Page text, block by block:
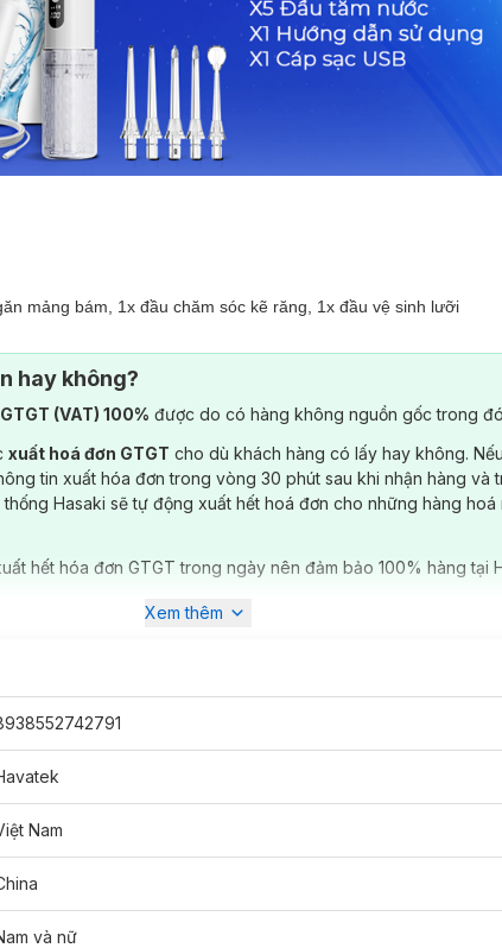
mảng bám, 1x đầu chăm sóc kẽ răng, 1x đầu vệ sinh lưỡi
nhạy cảm.
vừa phải, đáp ứng nhu cầu của đa số người dùng.
bỏ mảng bám cứng đầu và thức ăn thừa ở những kẽ răng khó
nhau - cá nhân hóa trải nghiệm theo nhu cầu.
hay không?
(VAT) 100% được do có hàng không nguồn gốc trong
xuất hoá đơn GTGT cho dù khách hàng có lấy hay không.
tin xuất hóa đơn trong vòng 30 phút sau khi nhận hàng và
Hasaki sẽ tự động xuất hết hoá đơn cho những hàng
hết hóa đơn GTGT trong ngày nên đảm bảo 100% hàng tại
Xem thêm
Nam
và nữ